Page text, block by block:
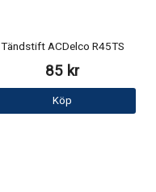
Tändstift ACDelco R45TS
85 kr
Köp